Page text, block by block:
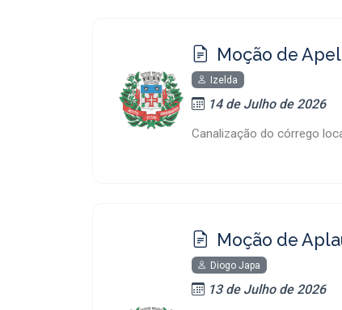
Moção de
Izelda
14 de Julho de 2026
Canalização do córrego
Moção de
Diogo Japa
13 de Julho de 2026